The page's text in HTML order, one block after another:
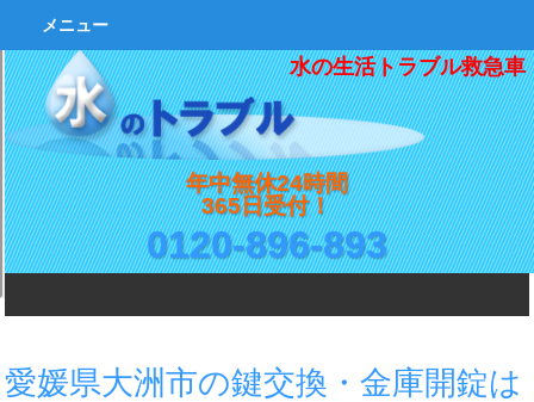
水の生活トラブル救急車
年中無休24時間
365日受付！
0120-896-893
メニュー
愛媛県大洲市の鍵交換・金庫開錠は